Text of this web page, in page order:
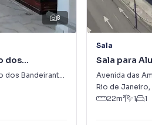
8
dos
dos Bandeirantes
Sala
Sala para
Avenida das
Rio de Janeiro,
22m² 1 1